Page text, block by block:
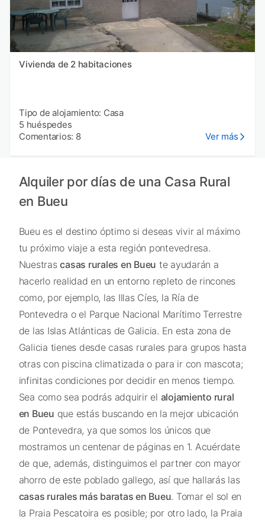
Vivienda de 2 habitaciones
Tipo de alojamiento: Casa
5 huéspedes
Comentarios: 8
Ver más
Alquiler por días de una Casa Rural
en Bueu
Bueu es el destino óptimo si deseas vivir al máximo
tu próximo viaje a esta región pontevedresa.
Nuestrascasas rurales en Bueu te ayudarán a
hacerlo realidad en un entorno repleto de rincones
como, por ejemplo, las Illas Cíes, la Ría de
Pontevedra o el Parque Nacional Marítimo Terrestre
de las Islas Atlánticas de Galicia. En esta zona de
Galicia tienes desde casas rurales para grupos hasta
otras con piscina climatizada o para ir con mascota;
infinitas condiciones por decidir en menos tiempo.
Sea como sea podrás adquirir el alojamiento rural
en Bueu que estás buscando en la mejor ubicación
de Pontevedra, ya que somos los únicos que
mostramos un centenar de páginas en 1. Acuérdate
de que, además, distinguimos el partner con mayor
ahorro de este poblado gallego, así que hallarás las
casas rurales más baratas en Bueu. Tomar el sol en
la Praia Pescatoira es posible; por otro lado, la Praia